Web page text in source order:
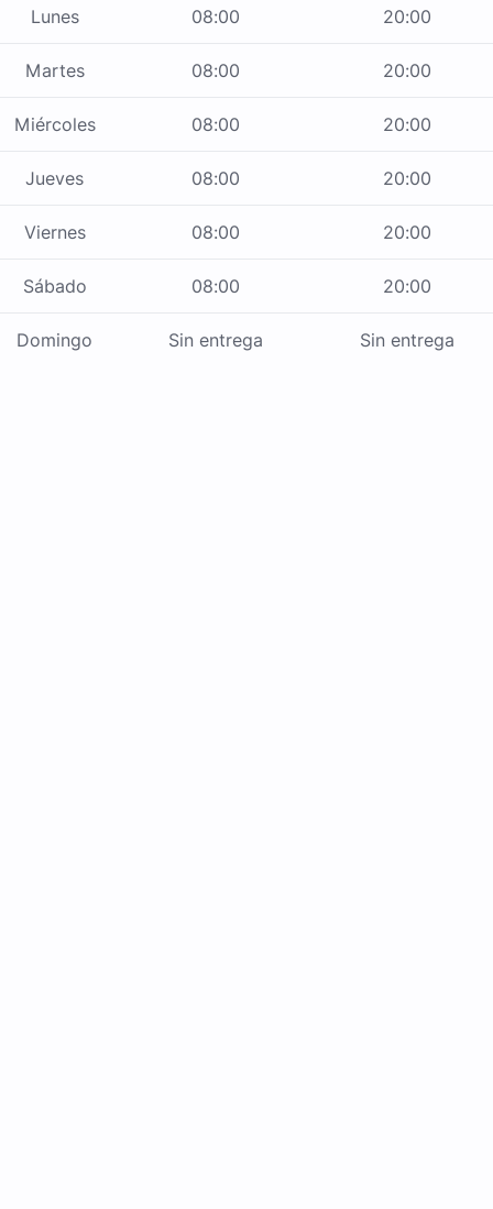
Lunes 08:00 20:00
Martes 08:00 20:00
Miércoles 08:00 20:00
Jueves 08:00 20:00
Viernes 08:00 20:00
Sábado 08:00 20:00
Domingo Sin entrega Sin entrega